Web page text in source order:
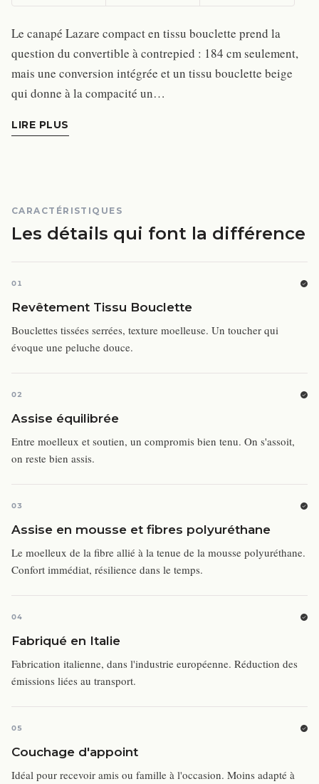
Le canapé Lazare compact en tissu bouclette prend la
question du convertible à contrepied : 184 cm seulement,
mais une conversion intégrée et un tissu bouclette beige
qui donne à la compacité un…
LIRE PLUS
CARACTÉRISTIQUES
Les détails qui font la différence
01
Revêtement Tissu Bouclette
Bouclettes tissées serrées, texture moelleuse. Un toucher qui
évoque une peluche douce.
02
Assise équilibrée
Entre moelleux et soutien, un compromis bien tenu. On s'assoit,
on reste bien assis.
03
Assise en mousse et fibres polyuréthane
Le moelleux de la fibre allié à la tenue de la mousse polyuréthane.
Confort immédiat, résilience dans le temps.
04
Fabriqué en Italie
Fabrication italienne, dans l'industrie européenne. Réduction des
émissions liées au transport.
05
Couchage d'appoint
Idéal pour recevoir amis ou famille à l'occasion. Moins adapté à